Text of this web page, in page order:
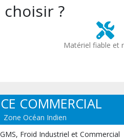
?
Matériel fiable et
COMMERCIAL
Zone Océan Indien
Froid Industriel et Commercial